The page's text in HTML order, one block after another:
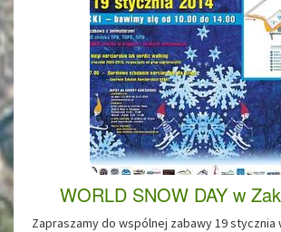
WORLD SNOW DAY w
Zapraszamy do wspólnej zabawy 19 stycznia